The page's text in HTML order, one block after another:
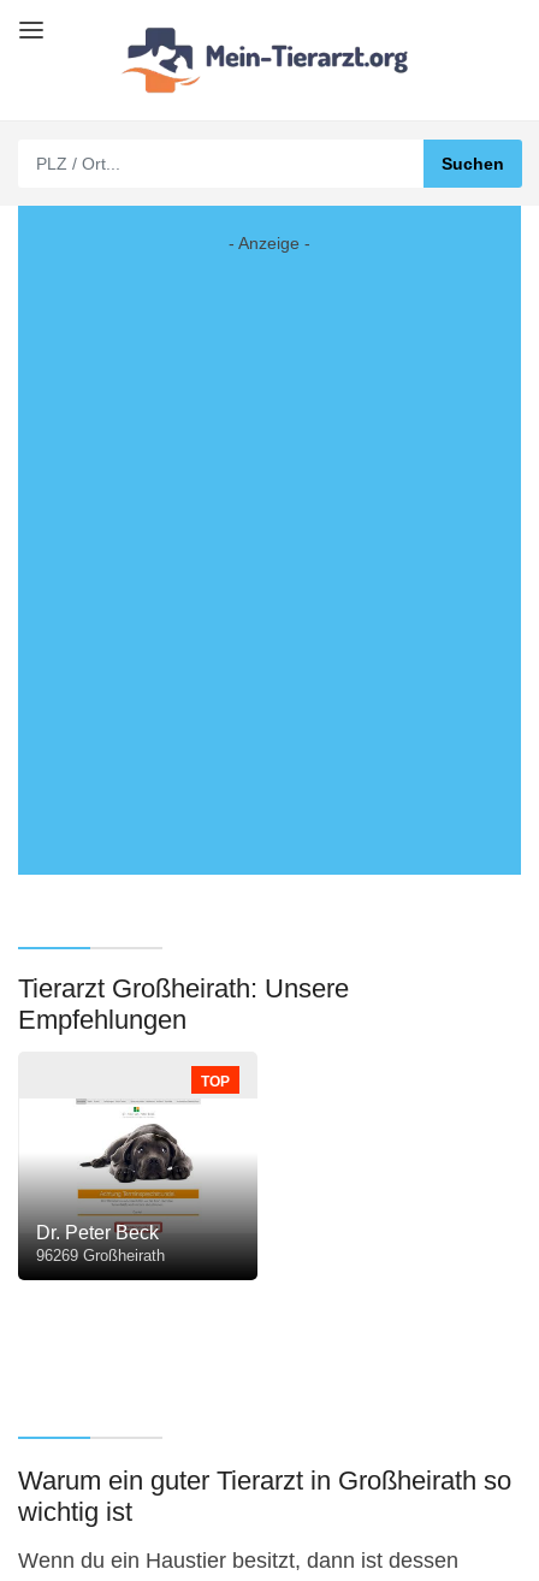
- Anzeige -
Tierarzt Großheirath: Unsere
Empfehlungen
TOP
Dr. Peter Beck
96269 Großheirath
Warum ein guter Tierarzt in Großheirath so
wichtig ist
Wenn du ein Haustier besitzt, dann ist dessen